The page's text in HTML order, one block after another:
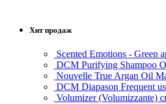
Хит продаж
Scented Emotions - Green
DCM Purifying
Nouvelle True Argan Oil
DCM Diapason Frequent
Volumizer (Volumizzante)